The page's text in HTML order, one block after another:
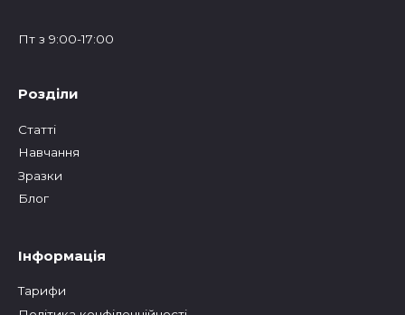
Пт з 9:00-17:00
Розділи
Статтi
Навчання
Зразки
Блог
Інформація
Тарифи